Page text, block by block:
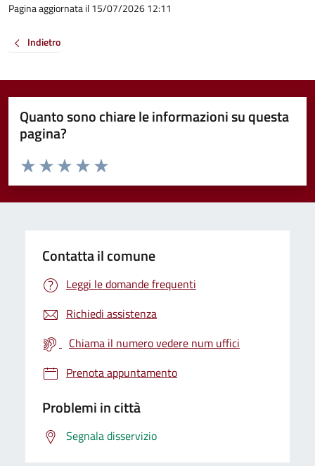
Pagina aggiornata il 15/07/2026 12:11
Indietro
Quanto sono chiare le informazioni su questa
pagina?
Valuta da 1 a 5 stelle la pagina
Valuta 5 stelle su 5
Valuta 4 stelle su 5
Valuta 3 stelle su 5
Valuta 2 stelle su 5
Valuta 1 stelle su 5
Contatta il comune
Leggi le domande frequenti
Richiedi assistenza
Chiama il numero vedere num uffici
Prenota appuntamento
Problemi in città
Segnala disservizio